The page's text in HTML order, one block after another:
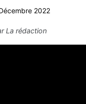
2022
La rédaction